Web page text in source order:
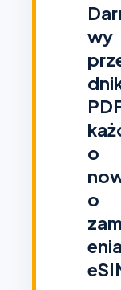
wy
o
o
enia